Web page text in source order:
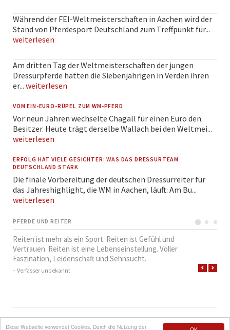
Diese Webseite verwendet Cookies. Durch die Nutzung der
Während der FEI-Weltmeisterschaften in Aachen wird der
Stand von Pferdesport Deutschland zum Treffpunkt für...
weiterlesen
Am dritten Tag der Weltmeisterschaften der jungen
Dressurpferde hatten die Siebenjährigen in Verden ihren
er... weiterlesen
VOM EIN-EURO-RÜPEL ZUM WM-PFERD
Vor neun Jahren wechselte Chagall für einen Euro den
Besitzer. Heute trägt derselbe Wallach bei den Weltmei...
weiterlesen
ERFOLG HAT VIELE GESICHTER: WAS DAS DRESSURTEAM
DEUTSCHLAND STARK
Die finale Vorbereitung der deutschen Dressurreiter für
das Jahreshighlight, die WM in Aachen, läuft: Am Bu...
weiterlesen
PFERDE UND REITER
Reiten ist mehr als ein Sport. Reiten ist Gefühl und
Vertrauen. Reiten ist eine Lebenseinstellung. Voller
Faszination, Leidenschaft und Sehnsucht.
– Verfasser unbekannt